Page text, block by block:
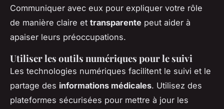
Communiquer avec eux pour expliquer votre rôle
de manière claire et transparente peut aider à
apaiser leurs préoccupations.
Utiliser les outils numériques pour le suivi
Les technologies numériques facilitent le suivi et le
partage des informations médicales. Utilisez des
plateformes sécurisées pour mettre à jour les